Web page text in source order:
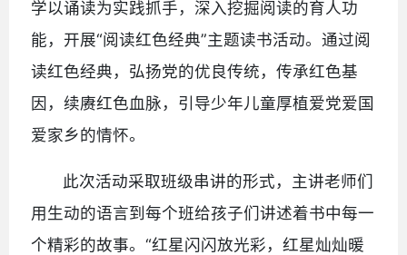
学以诵读为实践抓手，深入挖掘阅读的育人功
能，开展“阅读红色经典”主题读书活动。通过阅
读红色经典，弘扬党的优良传统，传承红色基
因，续赓红色血脉，引导少年儿童厚植爱党爱国
爱家乡的情怀。
此次活动采取班级串讲的形式，主讲老师们
用生动的语言到每个班给孩子们讲述着书中每一
个精彩的故事。“红星闪闪放光彩，红星灿灿暖